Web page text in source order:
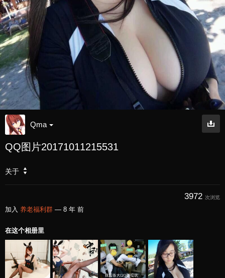
Qma
QQ图片20171011215531
关于
3972 次浏览
加入 养老福利群 — 8 年 前
在这个相册里